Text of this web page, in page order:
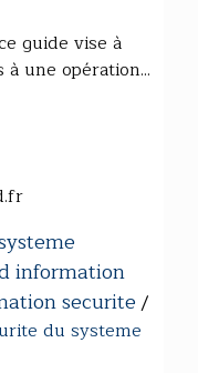
guide vise à
une opération...
information
securite/
du systeme